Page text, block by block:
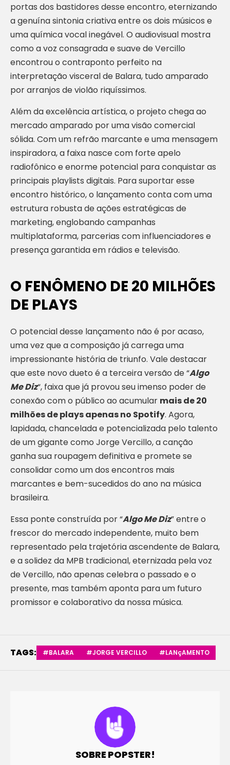
portas dos bastidores desse encontro, eternizando
a genuína sintonia criativa entre os dois músicos e
uma química vocal inegável. O audiovisual mostra
como a voz consagrada e suave de Vercillo
encontrou o contraponto perfeito na
interpretação visceral de Balara, tudo amparado
por arranjos de violão riquíssimos.
Além da excelência artística, o projeto chega ao
mercado amparado por uma visão comercial
sólida. Com um refrão marcante e uma mensagem
inspiradora, a faixa nasce com forte apelo
radiofônico e enorme potencial para conquistar as
principais playlists digitais. Para suportar esse
encontro histórico, o lançamento conta com uma
estrutura robusta de ações estratégicas de
marketing, englobando campanhas
multiplataforma, parcerias com influenciadores e
presença garantida em rádios e televisão.
O FENÔMENO DE 20 MILHÕES
DE PLAYS
O potencial desse lançamento não é por acaso,
uma vez que a composição já carrega uma
impressionante história de triunfo. Vale destacar
que este novo dueto é a terceira versão de “Algo
Me Diz“, faixa que já provou seu imenso poder de
conexão com o público ao acumular mais de 20
milhões de plays apenas no Spotify. Agora,
lapidada, chancelada e potencializada pelo talento
de um gigante como Jorge Vercillo, a canção
ganha sua roupagem definitiva e promete se
consolidar como um dos encontros mais
marcantes e bem-sucedidos do ano na música
brasileira.
Essa ponte construída por “Algo Me Diz” entre o
frescor do mercado independente, muito bem
representado pela trajetória ascendente de Balara,
e a solidez da MPB tradicional, eternizada pela voz
de Vercillo, não apenas celebra o passado e o
presente, mas também aponta para um futuro
promissor e colaborativo da nossa música.
TAGS: #BALARA #JORGE VERCILLO #LANçAMENTO
SOBRE POPSTER!